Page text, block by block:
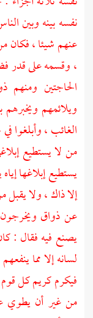
نفسه بينه وبين
عنهم شيئا ، فكان
، وقسمه على قدر
الحاجتين ومنهم
ويلائمهم
الغائب ، وأبلغوا
من لا يستطيع
يستطيع إبلاغها
إلا ذاك ، ولا
عن ذواق
يصنع فيه فقال :
لسانه إلا مما
فيكرم كريم كل
من غير أن يطوي